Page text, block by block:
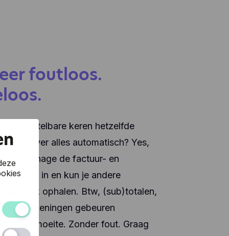
foutloos.
nee: ontelbare keren hetzelfde
Liever alles automatisch? Yes,
CoManage de factuur- en
voor je in en kun je andere
één klik ophalen. Btw, (sub)totalen,
berekeningen gebeuren
Zonder moeite. Zonder fout. Graag
de